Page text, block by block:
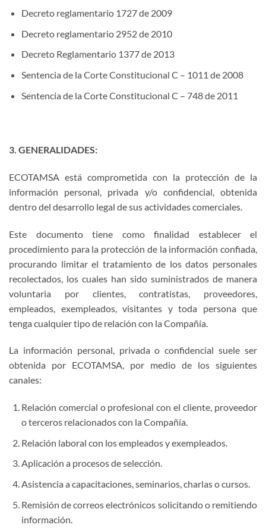
Decreto reglamentario 1727 de 2009
Decreto reglamentario 2952 de 2010
Decreto Reglamentario 1377 de 2013
Sentencia de la Corte Constitucional C – 1011 de 2008
Sentencia de la Corte Constitucional C – 748 de 2011
3. GENERALIDADES:
ECOTAMSA está comprometida con la protección de la
información personal, privada y/o confidencial, obtenida
dentro del desarrollo legal de sus actividades comerciales.
Este documento tiene como finalidad establecer el
procedimiento para la protección de la información confiada,
procurando limitar el tratamiento de los datos personales
recolectados, los cuales han sido suministrados de manera
voluntaria por clientes, contratistas, proveedores,
empleados, exempleados, visitantes y toda persona que
tenga cualquier tipo de relación con la Compañía.
La información personal, privada o confidencial suele ser
obtenida por ECOTAMSA, por medio de los siguientes
canales:
Relación comercial o profesional con el cliente, proveedor
o terceros relacionados con la Compañía.
Relación laboral con los empleados y exempleados.
Aplicación a procesos de selección.
Asistencia a capacitaciones, seminarios, charlas o cursos.
Remisión de correos electrónicos solicitando o remitiendo
información.